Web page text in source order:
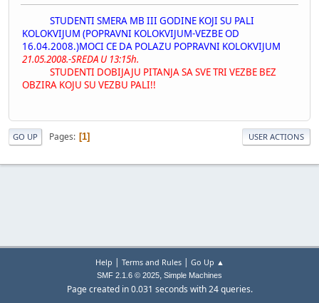
STUDENTI SMERA MB III GODINE KOJI SU PALI
KOLOKVIJUM (POPRAVNI KOLOKVIJUM-VEZBE OD
16.04.2008.)MOCI CE DA POLAZU POPRAVNI KOLOKVIJUM
21.05.2008.-SREDA U 13:15h.
STUDENTI DOBIJAJU PITANJA SA SVE TRI VEZBE BEZ
OBZIRA KOJU SU VEZBU PALI!!
GO UP Pages 1 USER ACTIONS
Help | Terms and Rules| Go Up ▲
SMF 2.1.6 © 2025, Simple Machines
Page created in 0.031 seconds with 24 queries.